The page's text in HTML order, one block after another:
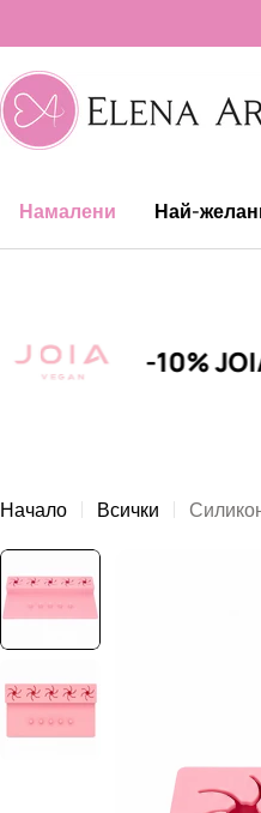
съдържанието
Намалени Най-
-10% JOIA
Начало Всички